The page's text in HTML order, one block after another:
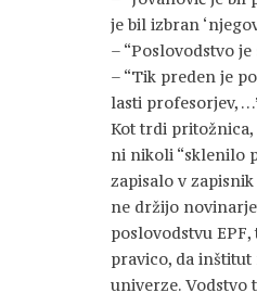
je bil izbran
– “Poslovodstvo
– “Tik preden je
lasti profesorjev,
Kot trdi pritožnica,
ni nikoli “sklenilo
zapisalo v
ne držijo
poslovodstvu
pravico, da
univerze. Vodstvo